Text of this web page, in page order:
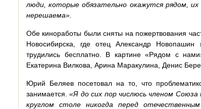
люди, которые обязательно окажутся рядом,
нерешаема».
Обе киноработы были сняты на пожертвования
Новосибирска, где отец Александр
трудились бесплатно. В картине «Рядом с
Екатерина Вилкова, Арина Маракулина, Денис
Юрий Беляев посетовал на то, что
занимается.«Я до сих пор числюсь членом
круглом столе никогда перед